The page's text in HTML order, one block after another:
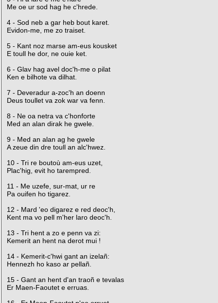
Me oe ur sod hag he c'hrede.
4 - Sod neb a gar heb bout karet.
Evidon-me, me zo traiset.
5 - Kant noz marse am-eus kousket
E toull he dor, ne ouie ket.
6 - Glav hag avel doc'h-me o pilat
Ken e bilhote va dilhat.
7 - Deveradur a-zoc'h an doenn
Deus toullet va zok war va fenn.
8 - Ne oa netra va c'honforte
Med an alan dirak he gwele.
9 - Med an alan ag he gwele
A zeue din dre toull an alc'hwez.
10 - Tri re boutoù am-eus uzet,
Plac'hig, evit ho tarempred.
11 - Me uzefe, sur-mat, ur re
Pa ouifen ho tigarez.
12 - Mard 'eo digarez e red deoc'h,
Kent ma vo pell m'her laro deoc'h.
13 - Tri hent a zo e penn va zi:
Kemerit an hent na derot mui !
14 - Kemerit-c'hwi gant an izelañ:
Hennezh ho kaso ar pellañ.
15 - Gant an hent d'an traoñ e tevalas
Er Maen-Faoutet e erruas.